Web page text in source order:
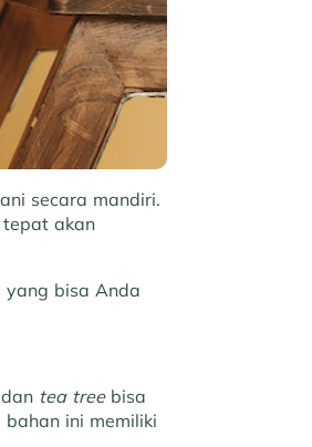
secara mandiri.
tepat akan
bisa Anda
tea treebisa
ini memiliki